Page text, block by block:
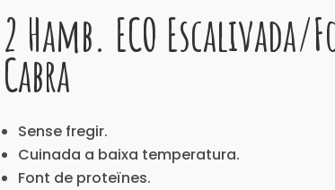
2 Hamb. ECO Escalivada/
Cabra
Sense fregir.
Cuinada a baixa temperatura.
Font de proteïnes.